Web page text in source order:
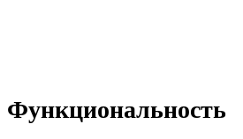
Функциональность